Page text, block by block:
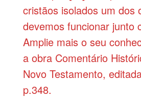
cristãos isolados um dos
devemos funcionar junto
Amplie mais o seu
a obra Comentário
Novo Testamento,
p.348.